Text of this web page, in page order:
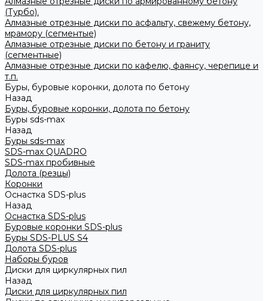
(Турбо).
Алмазные отрезные диски по асфальту, свежему бетону,
мрамору (сегментые)
Алмазные отрезные диски по бетону и граниту
(сегментные)
Алмазные отрезные диски по кафелю, фаянсу, черепице и
т.п.
Буры, буровые коронки, долота по бетону
Назад
Буры, буровые коронки, долота по бетону
Буры sds-max
Назад
Буры sds-max
SDS-max QUADRO
SDS-max пробивные
Долота (резцы)
Коронки
Оснастка SDS-plus
Назад
Оснастка SDS-plus
Буровые коронки SDS-plus
Буры SDS-PLUS S4
Долота SDS-plus
Наборы буров
Диски для циркулярных пил
Назад
Диски для циркулярных пил